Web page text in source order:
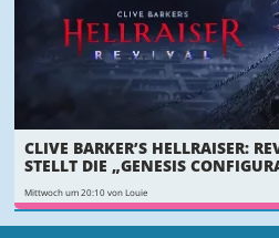
CLIVE BARKER’S HELLRAISER:
STELLT DIE „GENESIS
Mittwoch um 20:10 von Louie